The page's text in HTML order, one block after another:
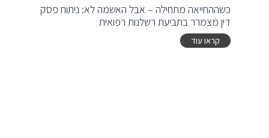
כשההחייאה מתחילה – אבל האשמה לא: ניתוח פסק
דין מצמרר בתביעת רשלנות רפואית
קראו עוד